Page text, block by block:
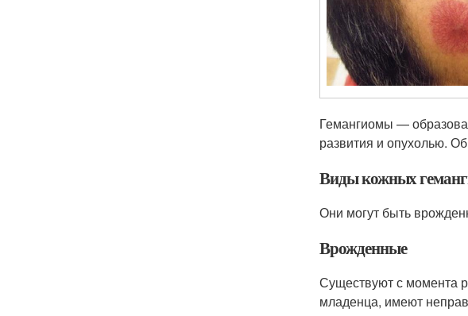
Гемангиомы —
развития и опухолью.
Виды кожных
Они могут быть
Врожденные
Существуют с момента
младенца, имеют